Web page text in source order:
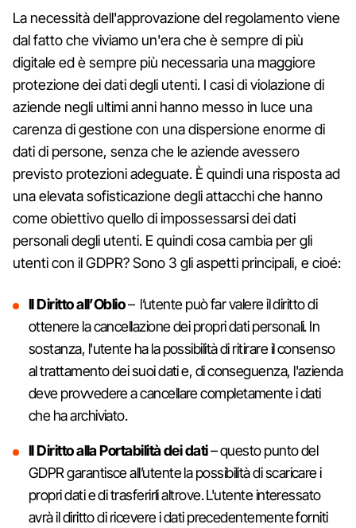
La necessità dell'approvazione del regolamento viene
dal fatto che viviamo un'era che è sempre di più
digitale ed è sempre più necessaria una maggiore
protezione dei dati degli utenti. I casi di violazione di
aziende negli ultimi anni hanno messo in luce una
carenza di gestione con una dispersione enorme di
dati di persone, senza che le aziende avessero
previsto protezioni adeguate. È quindi una risposta ad
una elevata sofisticazione degli attacchi che hanno
come obiettivo quello di impossessarsi dei dati
personali degli utenti. E quindi cosa cambia per gli
utenti con il GDPR? Sono 3 gli aspetti principali, e cioé:
Il Diritto all’Oblio– l’utente può far valere il diritto di
ottenere la cancellazione dei propri dati personali. In
sostanza, l'utente ha la possibilità di ritirare il consenso
al trattamento dei suoi dati e, di conseguenza, l'azienda
deve provvedere a cancellare completamente i dati
che ha archiviato.
Il Diritto alla Portabilità dei dati– questo punto del
GDPR garantisce all’utente la possibilità di scaricare i
propri dati e di trasferirli altrove. L'utente interessato
avrà il diritto di ricevere i dati precedentemente forniti